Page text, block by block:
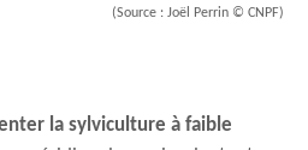
(Source : Joël Perrin © CNPF)
la sylviculture à faible